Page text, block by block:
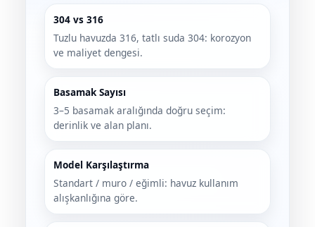
Sıvı pH Düşürücü
İyon Bağlayıcı
Gemaş Havuz
Kum Filtresi Temizleyici
Sıvı Asit Hidroklorik
Sıvı Ph- Düşürücü
Havuz Sıvı Ph Düşürücü
Selenoid Havuz Kimyasalları
Abs Skimmer
Mspa Jakuzi
Su Sporları Dünyası
Havuz Vana
304 vs 316
Tuzlu havuzda 316, tatlı suda 304: korozyon
ve maliyet dengesi.
Basamak Sayısı
3–5 basamak aralığında doğru seçim:
derinlik ve alan planı.
Model Karşılaştırma
Standart / muro / eğimli: havuz kullanım
alışkanlığına göre.